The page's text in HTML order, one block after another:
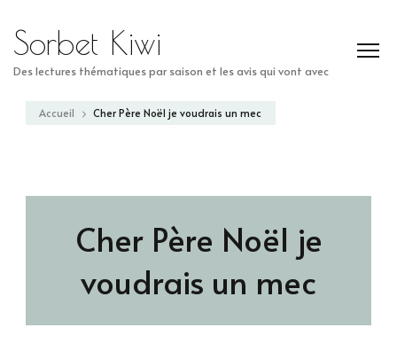
Sorbet Kiwi
Des lectures thématiques par saison et les avis qui vont avec
Accueil Cher Père Noël je voudrais un mec
Cher Père Noël je
voudrais un mec